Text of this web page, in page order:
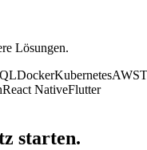
Lösungen.
DockerKubernetesAWS
React NativeFlutter
starten.